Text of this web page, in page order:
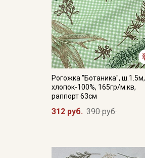
Рогожка "Ботаника", ш.1.5м,
хлопок-100%, 165гр/м.кв,
раппорт 63см
312 руб. 390 руб.